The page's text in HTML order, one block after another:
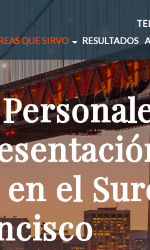
LYFT
(TBI)
QUE SIRVO
OAKLAND
SAN JOSE
DALY CITY
HAYWARD
EAST PALO ALTO
RICHMOND
SALINAS
MISSION DISTRICT
BAYVIEW-HUNTERS POINT
EXCELSIOR
RESULTADOS
el